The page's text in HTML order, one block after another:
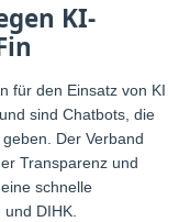
KI-
für den Einsatz von KI
sind Chatbots, die
Der Verband
Transparenz und
schnelle
DIHK.